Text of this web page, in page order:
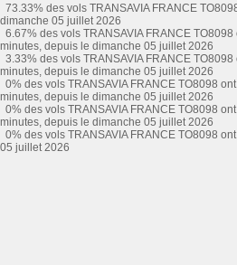
73.33% des vols TRANSAVIA FRANCE
dimanche 05 juillet 2026
6.67% des vols TRANSAVIA FRANCE
minutes, depuis le dimanche 05 juillet 2026
3.33% des vols TRANSAVIA FRANCE
minutes, depuis le dimanche 05 juillet 2026
0% des vols TRANSAVIA FRANCE TO8098
minutes, depuis le dimanche 05 juillet 2026
0% des vols TRANSAVIA FRANCE TO8098
minutes, depuis le dimanche 05 juillet 2026
0% des vols TRANSAVIA FRANCE TO8098
05 juillet 2026